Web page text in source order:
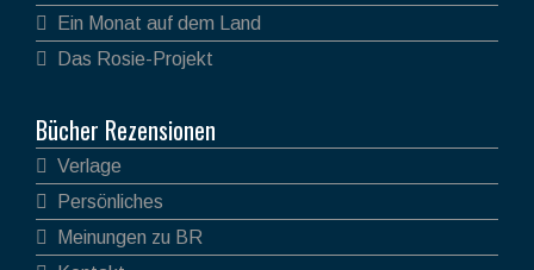
Ein Monat auf dem Land
Das Rosie-Projekt
Bücher Rezensionen
Verlage
Persönliches
Meinungen zu BR